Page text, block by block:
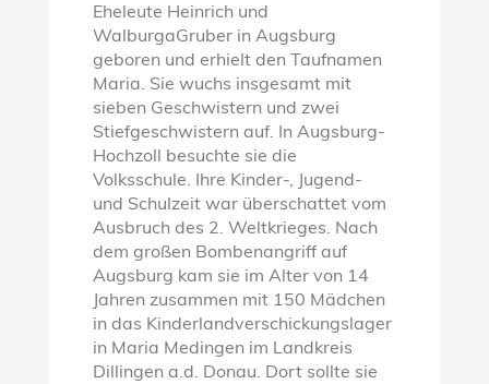
Eheleute Heinrich und
WalburgaGruber in Augsburg
geboren und erhielt den Taufnamen
Maria. Sie wuchs insgesamt mit
sieben Geschwistern und zwei
Stiefgeschwistern auf. In Augsburg-
Hochzoll besuchte sie die
Volksschule. Ihre Kinder-, Jugend-
und Schulzeit war überschattet vom
Ausbruch des 2. Weltkrieges. Nach
dem großen Bombenangriff auf
Augsburg kam sie im Alter von 14
Jahren zusammen mit 150 Mädchen
in das Kinderlandverschickungslager
in Maria Medingen im Landkreis
Dillingen a.d. Donau. Dort sollte sie